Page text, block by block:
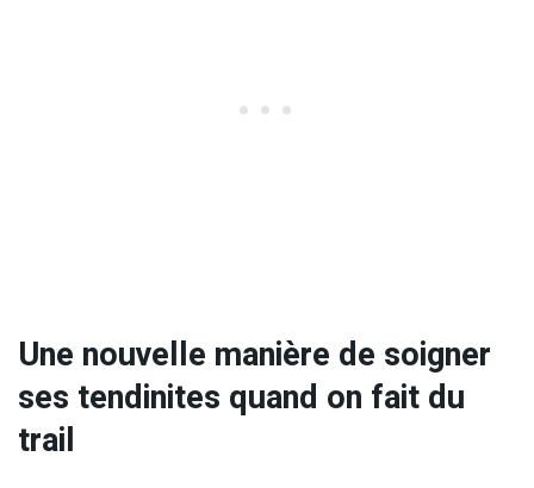
Une nouvelle manière de soigner
ses tendinites quand on fait du
trail